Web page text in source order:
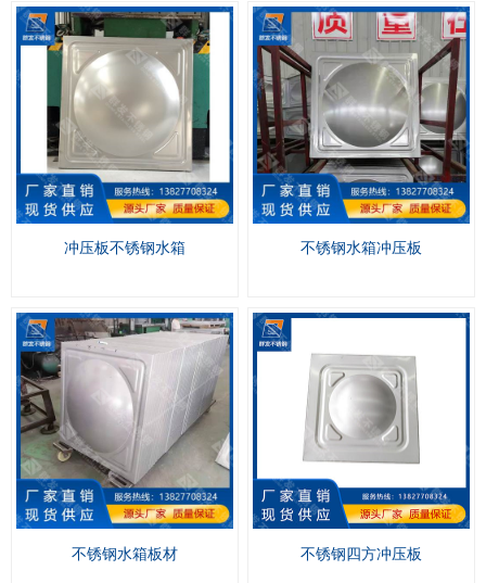
冲压板不锈钢水箱 不锈钢水箱冲压板
不锈钢水箱板材 不锈钢四方冲压板